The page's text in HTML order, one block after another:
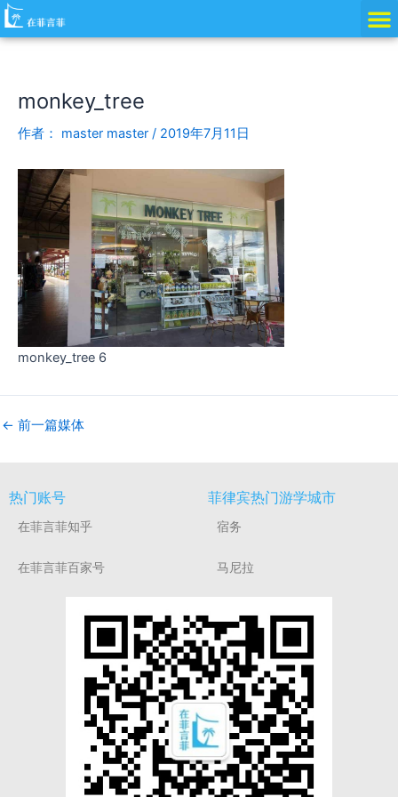
跳
至
monkey_tree
作者： master master / 2019年7月11日
monkey_tree 6
Post
navigation
← 前一篇媒体
热门账号
在菲言菲知乎
在菲言菲百家号
菲律宾热门游学城市
宿务
马尼拉